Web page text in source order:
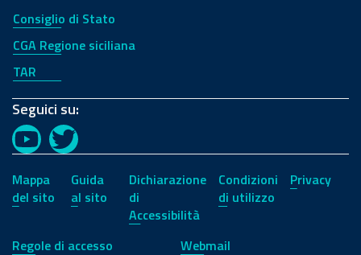
Consiglio di Stato
CGA Regione siciliana
TAR
Seguici su:
YouTubeTwitter
Mappa
del sito
Guida
al sito
Dichiarazione
di
Accessibilità
Condizioni
di utilizzo
Privacy
Regole di accesso Webmail